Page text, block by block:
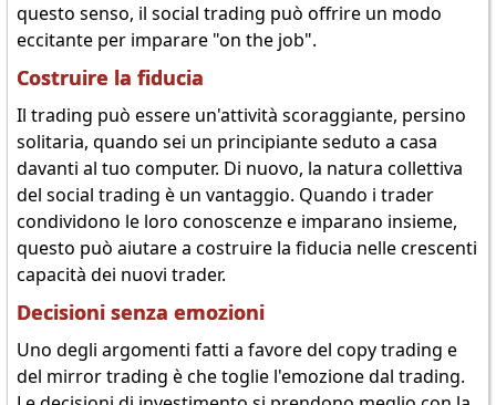
questo senso, il social trading può offrire un modo
eccitante per imparare "on the job".
Costruire la fiducia
Il trading può essere un'attività scoraggiante, persino
solitaria, quando sei un principiante seduto a casa
davanti al tuo computer. Di nuovo, la natura collettiva
del social trading è un vantaggio. Quando i trader
condividono le loro conoscenze e imparano insieme,
questo può aiutare a costruire la fiducia nelle crescenti
capacità dei nuovi trader.
Decisioni senza emozioni
Uno degli argomenti fatti a favore del copy trading e
del mirror trading è che toglie l'emozione dal trading.